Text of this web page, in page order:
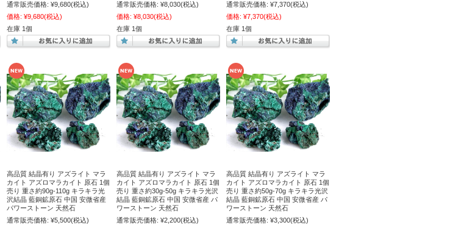
通常販売価格: ¥9,680(税込)
価格: ¥9,680(税込)
在庫 1個
通常販売価格: ¥8,030(税込)
価格: ¥8,030(税込)
在庫 1個
通常販売価格: ¥7,370(税込)
価格: ¥7,370(税込)
在庫 1個
高品質 結晶有り アズライト マラ
カイト アズロマラカイト 原石 1個
売り 重さ約90g-110g キラキラ光
沢結晶 藍銅鉱原石 中国 安微省産
パワーストーン 天然石
通常販売価格: ¥5,500(税込)
高品質 結晶有り アズライト マラ
カイト アズロマラカイト 原石 1個
売り 重さ約30g-50g キラキラ光沢
結晶 藍銅鉱原石 中国 安微省産 パ
ワーストーン 天然石
通常販売価格: ¥2,200(税込)
高品質 結晶有り アズライト マラ
カイト アズロマラカイト 原石 1個
売り 重さ約50g-70g キラキラ光沢
結晶 藍銅鉱原石 中国 安微省産 パ
ワーストーン 天然石
通常販売価格: ¥3,300(税込)